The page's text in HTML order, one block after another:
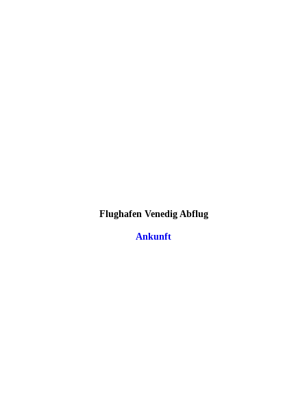
Flughafen Venedig Abflug
Ankunft